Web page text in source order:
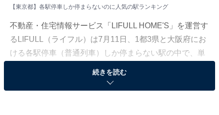
【東京都】各駅停車しか停まらないのに人気の駅ランキング
不動産・住宅情報サービス「LIFULL HOME'S」を運営す
るLIFULL（ライフル）は7月11日、1都3県と大阪府にお
ける各駅停車（普通列車）しか停まらない駅の中で、単
身世帯向き賃貸物件の問い合わせ数が多い駅を調査した
「各駅停車駅なのに人気の駅ランキング（シングル
続きを読む